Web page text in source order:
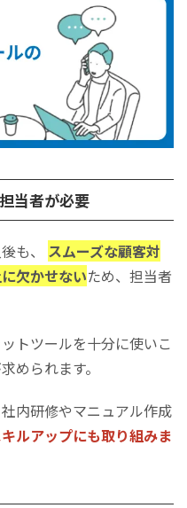
当者が必要
も、 スムーズな顧客対
欠かせないため、担当者
トツールを十分に使いこ
められます。
内研修やマニュアル作成
ルアップにも取り組みま